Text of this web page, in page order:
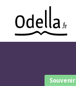
Souvenir